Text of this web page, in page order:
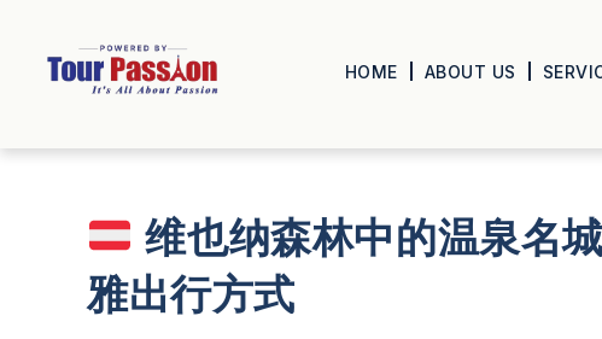
HOME ABOUT US
维也纳森林中的温泉
雅出行方式